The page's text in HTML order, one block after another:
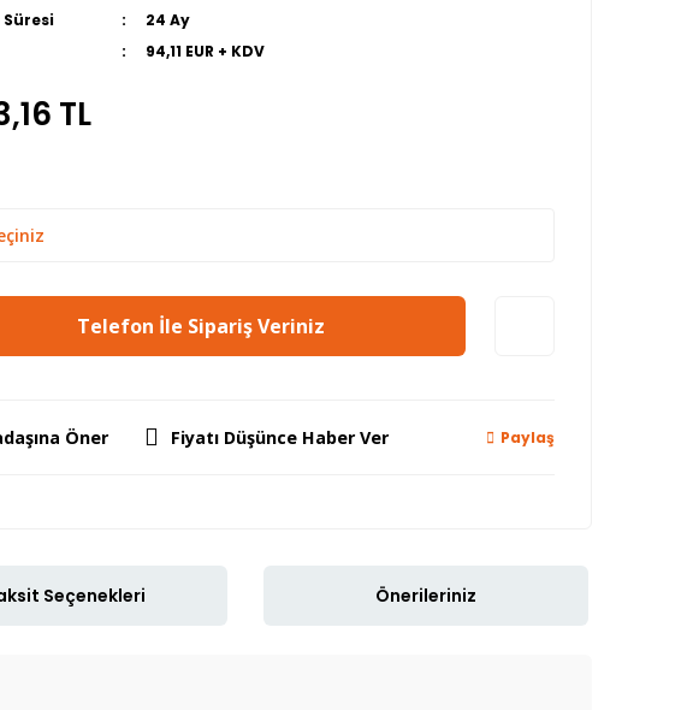
24 Ay
94,11 EUR + KDV
TL
Telefon İle Sipariş Veriniz
Öner Fiyatı Düşünce Haber Ver Paylaş
Seçenekleri Önerileriniz